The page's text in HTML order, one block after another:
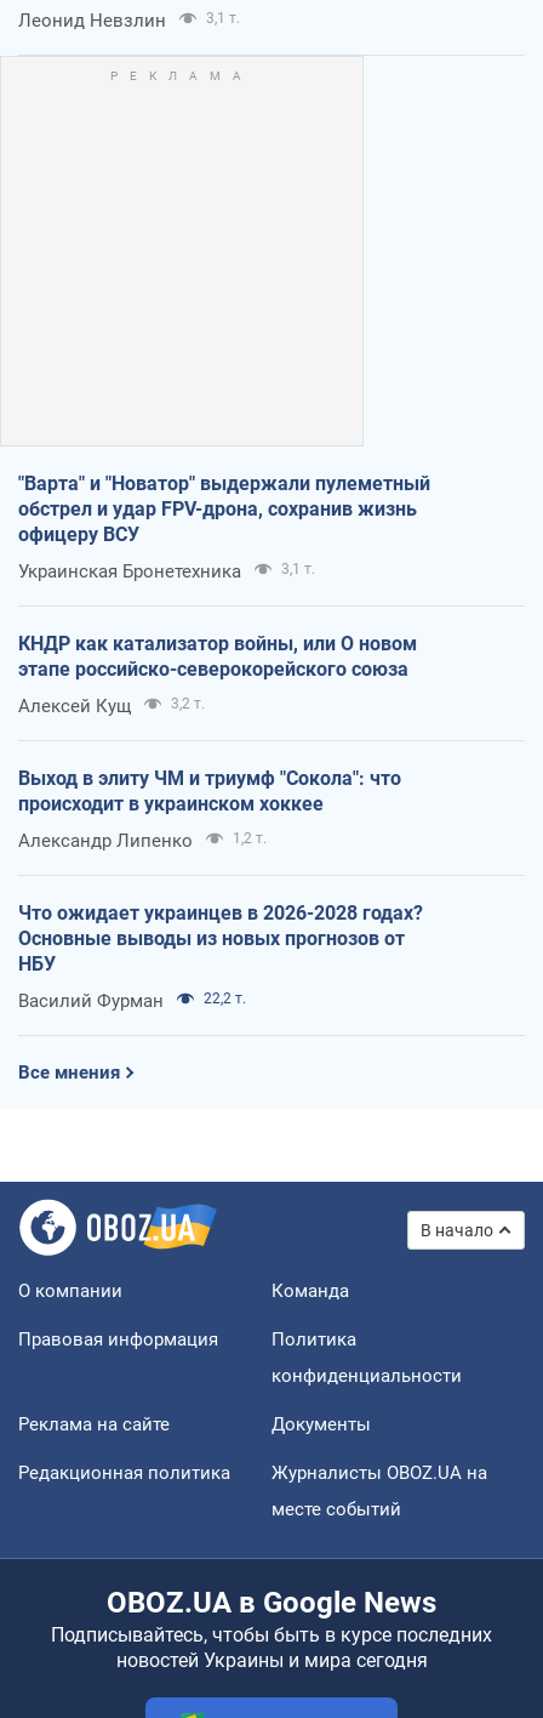
Леонид Невзлин 3,1 т.
"Варта" и "Новатор" выдержали пулеметный
обстрел и удар FPV-дрона, сохранив жизнь
офицеру ВСУ
Украинская Бронетехника 3,1 т.
КНДР как катализатор войны, или О новом
этапе российско-северокорейского союза
Алексей Кущ 3,2 т.
Выход в элиту ЧМ и триумф "Сокола": что
происходит в украинском хоккее
Александр Липенко 1,2 т.
Что ожидает украинцев в 2026-2028 годах?
Основные выводы из новых прогнозов от
НБУ
Василий Фурман 22,2 т.
Все мнения
В начало
О компании Команда
Правовая информация
Политика
конфиденциальности
Реклама на сайте Документы
Редакционная политика
Журналисты OBOZ.UA на
месте событий
OBOZ.UA в Google News
Подписывайтесь, чтобы быть в курсе последних
новостей Украины и мира сегодня